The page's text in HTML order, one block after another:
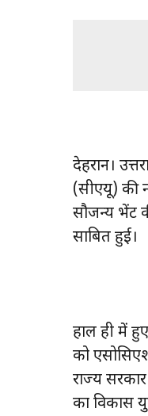
देहरादून।
(सीएयू) की
सौजन्य भेंट
साबित हुई।
हाल ही में
को
राज्य
का विकास